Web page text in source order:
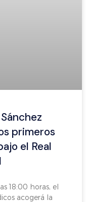
primeros
el Real
18:00 horas, el
acogerá la